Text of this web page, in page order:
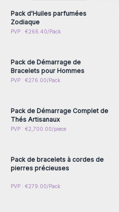
Pack d'Huiles parfumées
Zodiaque
PVP : €266.40/Pack
Connectez-vous ou
Pack de Démarrage de
Bracelets pour Hommes
PVP : €276.00/Pack
Connectez-vous ou
Pack de Démarrage Complet de
Thés Artisanaux
PVP : €2,700.00/piece
Connectez-vous ou
Pack de bracelets à cordes de
pierres précieuses
PVP : €279.00/Pack
Connectez-vous ou